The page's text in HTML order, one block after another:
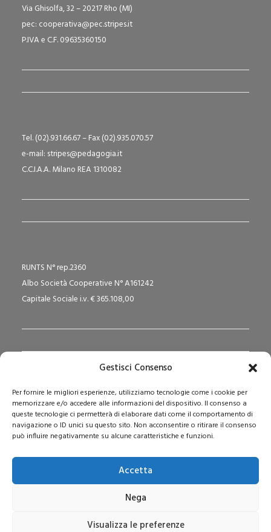
Gestisci Consenso
Per fornire le migliori esperienze, utilizziamo tecnologie come i cookie per
memorizzare e/o accedere alle informazioni del dispositivo. Il consenso a
queste tecnologie ci permetterà di elaborare dati come il comportamento di
navigazione o ID unici su questo sito. Non acconsentire o ritirare il consenso
può influire negativamente su alcune caratteristiche e funzioni.
Accetta
Nega
Visualizza le preferenze
Via Ghisolfa, 32 – 20217 Rho (MI)
pec: cooperativa@pec.stripes.it
P.IVA e C.F. 09635360150
Tel. (02).931.66.67 – Fax (02).935.070.57
e-mail: stripes@pedagogia.it
C.C.I.A.A. Milano REA 1310082
RUNTS N° rep.2360
Albo Società Cooperative N° A161242
Capitale Sociale i.v. € 365.108,00
Via San Domenico Savio, 6 – 20017 Rho (MI)
Reg. Tribunale: n. 187 del 29/03/97 | ISSN: 1593-2259
Web:www.pedagogia.it
© 2026 Pedagogia.it. Tutti i diritti riservati